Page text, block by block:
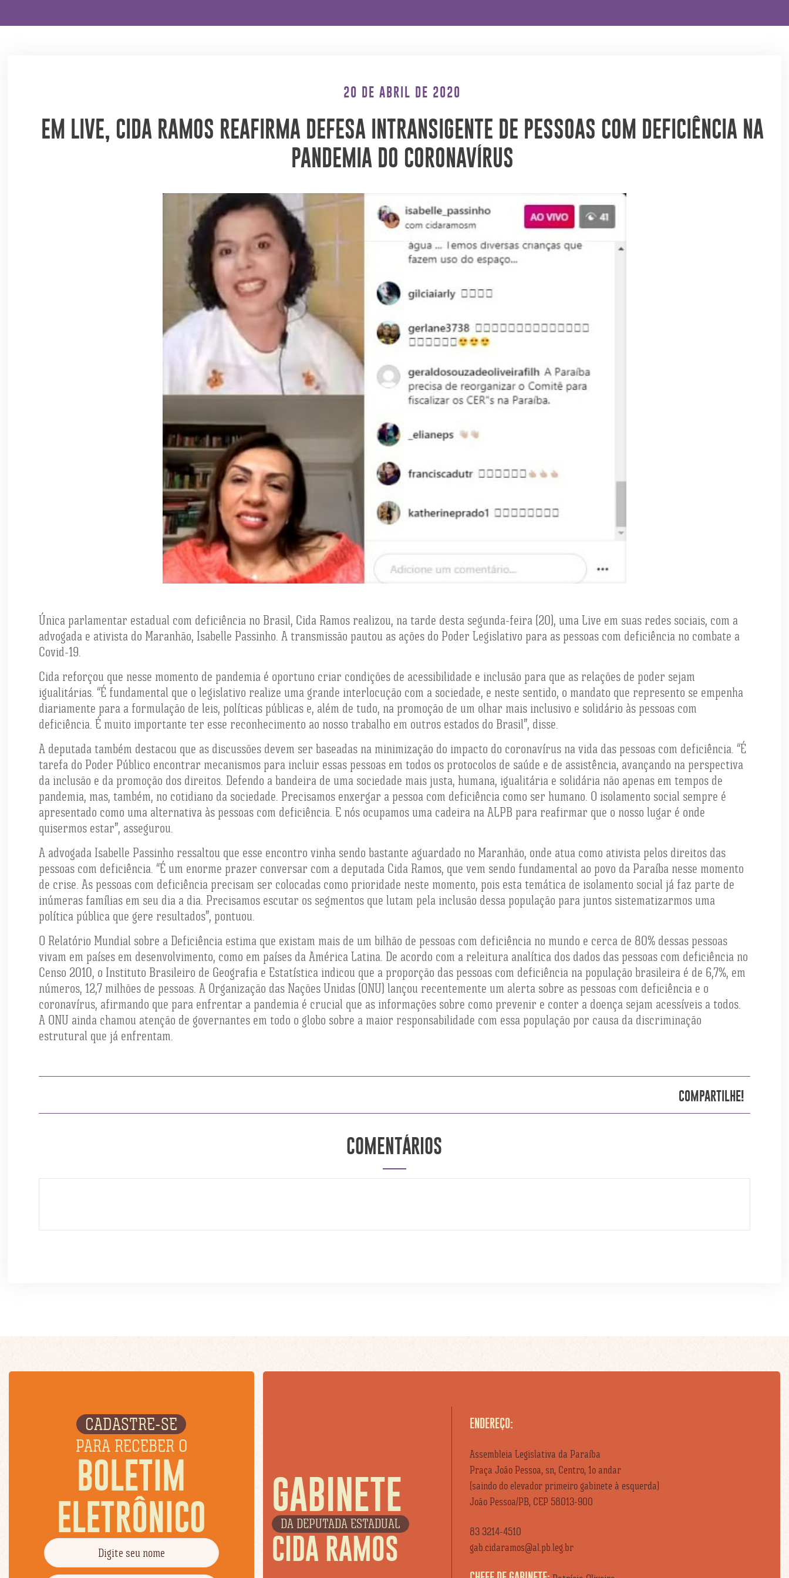
20 DE ABRIL DE 2020
EM LIVE, CIDA RAMOS REAFIRMA DEFESA INTRANSIGENTE DE PESSOAS COM DEFICIÊNCIA NA
PANDEMIA DO CORONAVÍRUS
Única parlamentar estadual com deficiência no Brasil, Cida Ramos realizou, na tarde desta segunda-feira (20), uma Live em suas redes sociais, com a
advogada e ativista do Maranhão, Isabelle Passinho. A transmissão pautou as ações do Poder Legislativo para as pessoas com deficiência no combate a
Covid-19.
Cida reforçou que nesse momento de pandemia é oportuno criar condições de acessibilidade e inclusão para que as relações de poder sejam
igualitárias. “É fundamental que o legislativo realize uma grande interlocução com a sociedade, e neste sentido, o mandato que represento se empenha
diariamente para a formulação de leis, políticas públicas e, além de tudo, na promoção de um olhar mais inclusivo e solidário às pessoas com
deficiência. É muito importante ter esse reconhecimento ao nosso trabalho em outros estados do Brasil”, disse.
A deputada também destacou que as discussões devem ser baseadas na minimização do impacto do coronavírus na vida das pessoas com deficiência. “É
tarefa do Poder Público encontrar mecanismos para incluir essas pessoas em todos os protocolos de saúde e de assistência, avançando na perspectiva
da inclusão e da promoção dos direitos. Defendo a bandeira de uma sociedade mais justa, humana, igualitária e solidária não apenas em tempos de
pandemia, mas, também, no cotidiano da sociedade. Precisamos enxergar a pessoa com deficiência como ser humano. O isolamento social sempre é
apresentado como uma alternativa às pessoas com deficiência. E nós ocupamos uma cadeira na ALPB para reafirmar que o nosso lugar é onde
quisermos estar”, assegurou.
A advogada Isabelle Passinho ressaltou que esse encontro vinha sendo bastante aguardado no Maranhão, onde atua como ativista pelos direitos das
pessoas com deficiência. “É um enorme prazer conversar com a deputada Cida Ramos, que vem sendo fundamental ao povo da Paraíba nesse momento
de crise. As pessoas com deficiência precisam ser colocadas como prioridade neste momento, pois esta temática de isolamento social já faz parte de
inúmeras famílias em seu dia a dia. Precisamos escutar os segmentos que lutam pela inclusão dessa população para juntos sistematizarmos uma
política pública que gere resultados”, pontuou.
O Relatório Mundial sobre a Deficiência estima que existam mais de um bilhão de pessoas com deficiência no mundo e cerca de 80% dessas pessoas
vivam em países em desenvolvimento, como em países da América Latina. De acordo com a releitura analítica dos dados das pessoas com deficiência no
Censo 2010, o Instituto Brasileiro de Geografia e Estatística indicou que a proporção das pessoas com deficiência na população brasileira é de 6,7%, em
números, 12,7 milhões de pessoas. A Organização das Nações Unidas (ONU) lançou recentemente um alerta sobre as pessoas com deficiência e o
coronavírus, afirmando que para enfrentar a pandemia é crucial que as informações sobre como prevenir e conter a doença sejam acessíveis a todos.
A ONU ainda chamou atenção de governantes em todo o globo sobre a maior responsabilidade com essa população por causa da discriminação
estrutural que já enfrentam.
COMPARTILHE!
COMENTÁRIOS
CADASTRE-SE
PARA RECEBER O
BOLETIM
ELETRÔNICO
GABINETE
DA DEPUTADA ESTADUAL
CIDA RAMOS
ENDEREÇO:
Assembleia Legislativa da Paraíba
Praça João Pessoa, sn, Centro, 1o andar
(saindo do elevador primeiro gabinete à esquerda)
João Pessoa/PB, CEP 58013-900
83 3214-4510
gab.cidaramos@al.pb.leg.br